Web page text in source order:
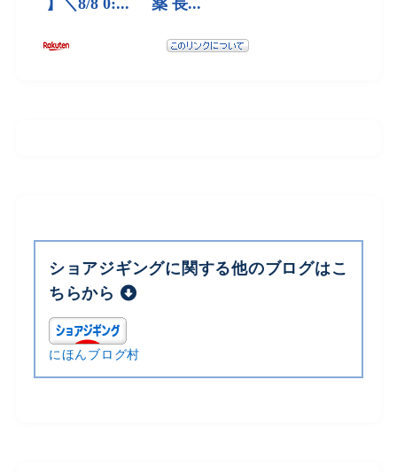
ショアジギングに関する他のブログはこ
ちらから
にほんブログ村